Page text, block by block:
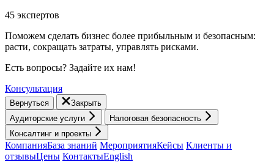
45 экспертов
Поможем сделать бизнес более прибыльным и безопасным:
расти, cокращать затраты, управлять рисками.
Есть вопросы? Задайте их нам!
Консультация
Вернуться
Закрыть
Аудиторские услуги
Налоговая безопасность
Консалтинг и проекты
КомпанияБаза знаний МероприятияКейсы Клиенты и
отзывыЦены КонтактыEnglish